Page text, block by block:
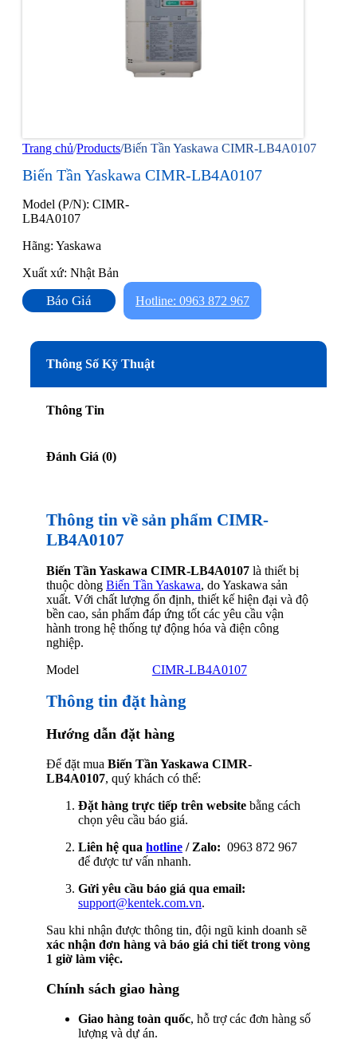
Trang chủ/Products/Biến Tần Yaskawa CIMR-LB4A0107
Biến Tần Yaskawa CIMR-LB4A0107
Model (P/N): CIMR-
LB4A0107
Hãng: Yaskawa
Xuất xứ: Nhật Bản
Báo Giá Hotline: 0963 872 967
Thông Số Kỹ Thuật
Thông Tin
Đánh Giá (0)
Thông tin về sản phẩm CIMR-
LB4A0107
Biến Tần Yaskawa CIMR-LB4A0107 là thiết bị
thuộc dòng Biến Tần Yaskawa, do Yaskawa sản
xuất. Với chất lượng ổn định, thiết kế hiện đại và độ
bền cao, sản phẩm đáp ứng tốt các yêu cầu vận
hành trong hệ thống tự động hóa và điện công
nghiệp.
Model
CIMR-LB4A0107
Thông tin đặt hàng
Hướng dẫn đặt hàng
Để đặt mua Biến Tần Yaskawa CIMR-
LB4A0107, quý khách có thể:
Đặt hàng trực tiếp trên website bằng cách
chọn yêu cầu báo giá.
Liên hệ qua hotline / Zalo: 0963 872 967
để được tư vấn nhanh.
Gửi yêu cầu báo giá qua email:
support@kentek.com.vn.
Sau khi nhận được thông tin, đội ngũ kinh doanh sẽ
xác nhận đơn hàng và báo giá chi tiết trong vòng
1 giờ làm việc.
Chính sách giao hàng
Giao hàng toàn quốc, hỗ trợ các đơn hàng số
lượng và dự án.